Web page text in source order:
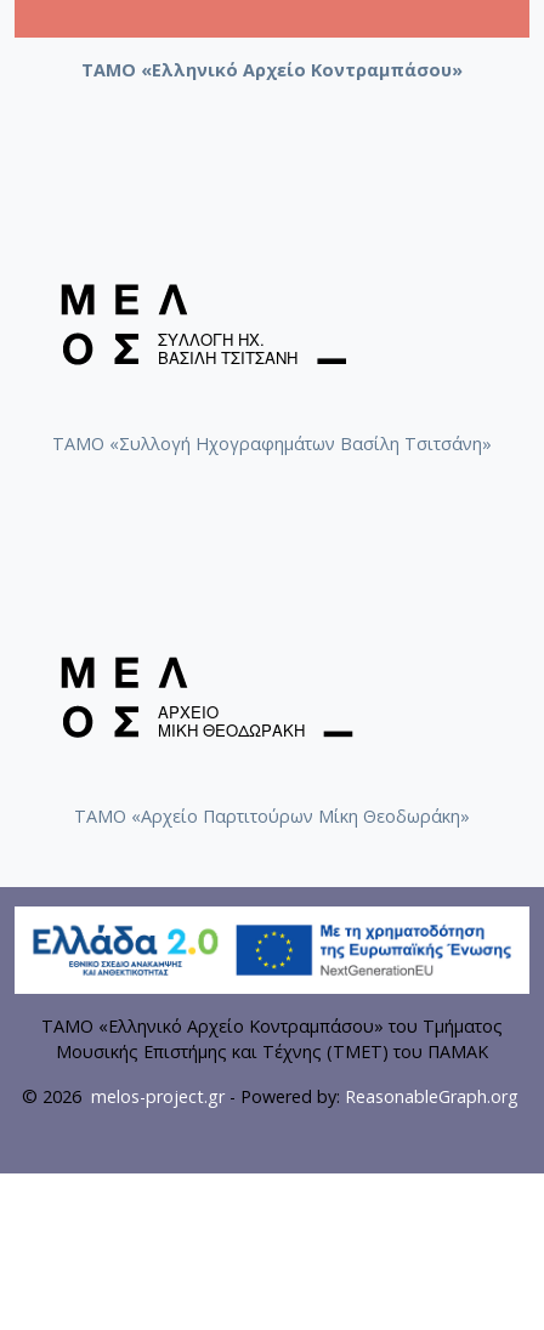
ΤΑΜΟ «Ελληνικό Αρχείο Κοντραμπάσου»
ΤΑΜΟ «Συλλογή Ηχογραφημάτων Βασίλη Τσιτσάνη»
ΤΑΜΟ «Αρχείο Παρτιτούρων Μίκη Θεοδωράκη»
ΤΑΜΟ «Ελληνικό Αρχείο Κοντραμπάσου» του Τμήματος
Μουσικής Επιστήμης και Τέχνης (ΤΜΕΤ) του ΠΑΜΑΚ
© 2026 melos-project.gr- Powered by: ReasonableGraph.org